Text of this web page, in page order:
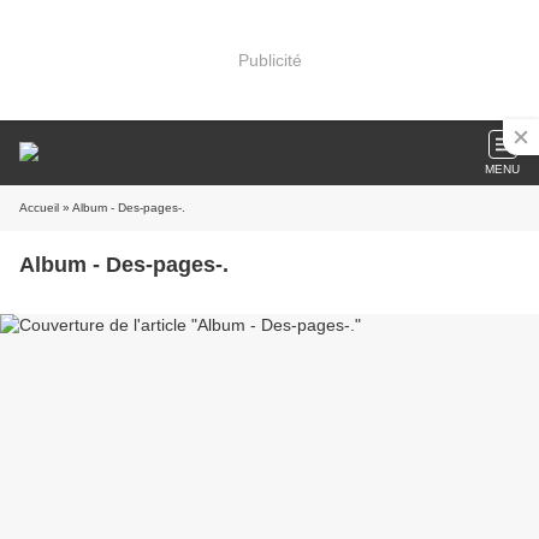
Publicité
MENU
Accueil » Album - Des-pages-.
Album - Des-pages-.